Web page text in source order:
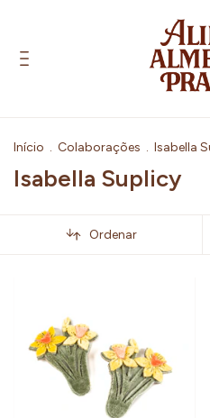
Início . Colaborações . Isabella
Isabella Suplicy
Ordenar